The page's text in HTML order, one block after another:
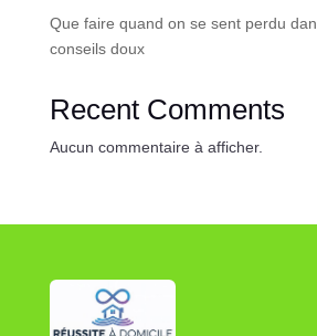
Que faire quand on se sent perdu
conseils doux
Recent Comments
Aucun commentaire à afficher.